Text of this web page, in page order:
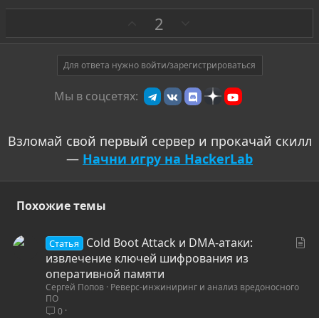
а
2
р
о
т
и
в
Для ответа нужно войти/зарегистрироваться
Мы в соцсетях:
Взломай свой первый сервер и прокачай скилл
— Начни игру на HackerLab
Похожие темы
Статья
Cold Boot Attack и DMA-атаки:
извлечение ключей шифрования из
оперативной памяти
Сергей Попов Реверс-инжиниринг и анализ вредоносного
ПО
0